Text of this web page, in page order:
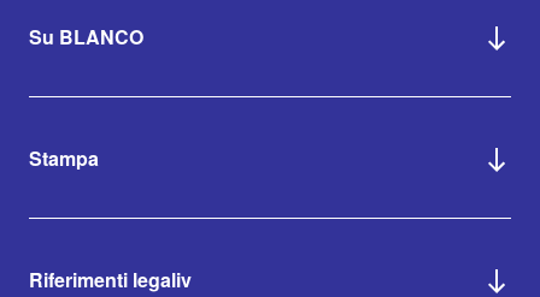
Su BLANCO
Stampa
Riferimenti legaliv